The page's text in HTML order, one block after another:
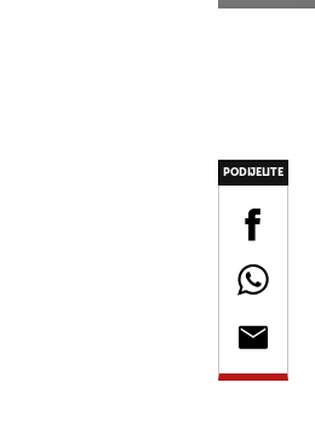
PODIJELITE